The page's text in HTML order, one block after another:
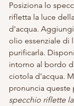
Posiziona lo
rifletta la luce
d'acqua.
olio essenziale di
purificarla.
intorno al bordo
ciotola d'acqua.
pronuncia queste
specchio riflette